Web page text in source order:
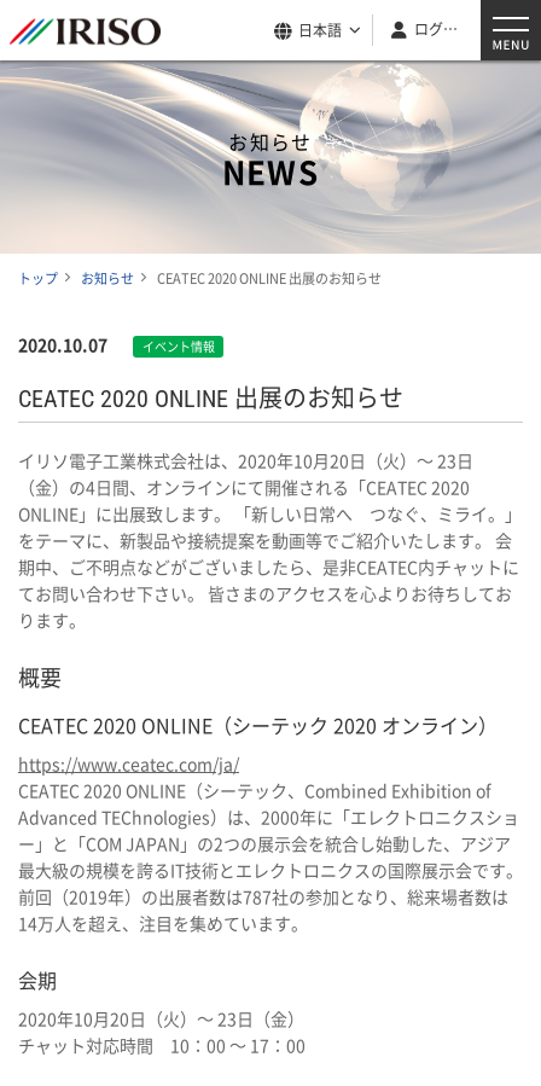
日本語 ログイン
お知らせ
NEWS
トップ お知らせ CEATEC 2020 ONLINE 出展のお知らせ
2020.10.07 イベント情報
CEATEC 2020 ONLINE 出展のお知らせ
イリソ電子工業株式会社は、2020年10月20日（火）～ 23日
（金）の4日間、オンラインにて開催される「CEATEC 2020
ONLINE」に出展致します。 「新しい日常へ つなぐ、ミライ。」
をテーマに、新製品や接続提案を動画等でご紹介いたします。 会
期中、ご不明点などがございましたら、是非CEATEC内チャットに
てお問い合わせ下さい。 皆さまのアクセスを心よりお待ちしてお
ります。
概要
CEATEC 2020 ONLINE（シーテック 2020 オンライン）
https://www.ceatec.com/ja/
CEATEC 2020 ONLINE（シーテック、Combined Exhibition of
Advanced TEChnologies）は、2000年に「エレクトロニクスショ
ー」と「COM JAPAN」の2つの展示会を統合し始動した、アジア
最大級の規模を誇るIT技術とエレクトロニクスの国際展示会です。
前回（2019年）の出展者数は787社の参加となり、総来場者数は
14万人を超え、注目を集めています。
会期
2020年10月20日（火）～ 23日（金）
チャット対応時間 10：00 ～ 17：00